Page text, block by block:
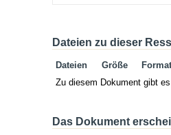
Dateien zu dieser
Dateien Größe
Format
Zu diesem Dokument gibt
Das Dokument